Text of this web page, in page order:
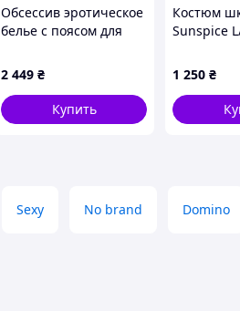
Обсессив эротическое
белье с поясом для
95702T5K
2 449 ₴
Купить
Костюм
Sunspice
1 250 ₴
Sexy No brand Domino